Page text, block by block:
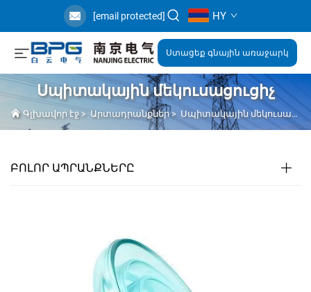
[email protected] HY
Ստացեք գնային առաջարկ
Սպիտակային մեկուսացուցիչ
Գլխավոր էջ>Արտադրանքներ> Սպիտակային մեկուսացուցիչ
ԲՈԼՈՐ ԱՊՐԱՆՔՆԵՐԸ